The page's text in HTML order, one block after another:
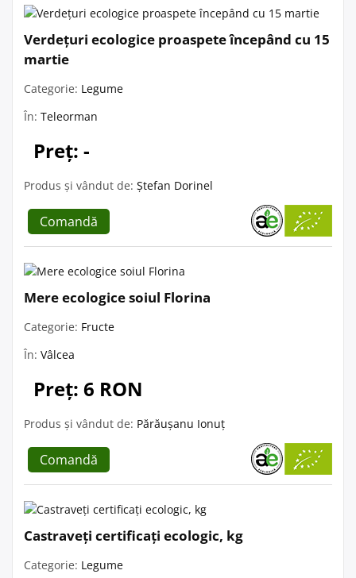
Verdețuri ecologice proaspete începând cu 15
martie
Categorie: Legume
În: Teleorman
Preț: -
Produs și vândut de: Ștefan Dorinel
Comandă
Mere ecologice soiul Florina
Categorie: Fructe
În: Vâlcea
Preț: 6 RON
Produs și vândut de: Părăușanu Ionuț
Comandă
Castraveți certificați ecologic, kg
Categorie: Legume